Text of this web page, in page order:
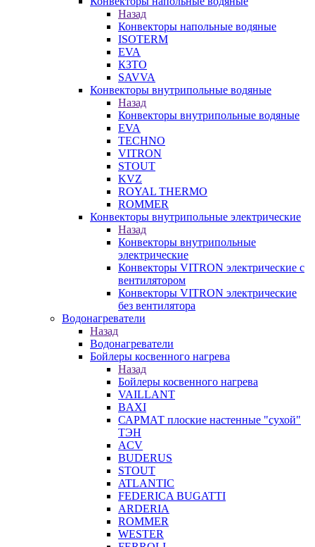
Назад
Конвекторы напольные водяные
ISOTERM
EVA
КЗТО
SAVVA
Конвекторы внутрипольные водяные
Назад
Конвекторы внутрипольные водяные
EVA
TECHNO
VITRON
STOUT
KVZ
ROYAL THERMO
ROMMER
Конвекторы внутрипольные электрические
Назад
Конвекторы внутрипольные
электрические
Конвекторы VITRON электрические с
вентилятором
Конвекторы VITRON электрические
без вентилятора
Водонагреватели
Назад
Водонагреватели
Бойлеры косвенного нагрева
Назад
Бойлеры косвенного нагрева
VAILLANT
BAXI
САРМАТ плоские настенные "сухой"
ТЭН
ACV
BUDERUS
STOUT
ATLANTIC
FEDERICA BUGATTI
ARDERIA
ROMMER
WESTER